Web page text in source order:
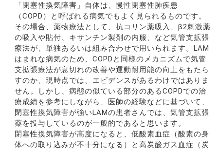
「閉塞性換気障害」自体は、慢性閉塞性肺疾患
（COPD）と呼ばれる病気でもよく見られるものです。
その場合、薬物療法として、抗コリン薬吸入、β2刺激薬
の吸入や貼付、キサンチン製剤の内服、など気管支拡張
療法が、単独あるいは組み合わせで用いられます。LAM
はまれな病気のため、COPDと同様のメカニズムで気管
支拡張療法が息切れの改善や運動耐用能の向上をもたら
すのか、現時点では、エビデンスがあるわけではありま
せん。しかし、病態の似ている部分のあるCOPDでの治
療成績を参考にしながら、医師の経験などに基づいて、
閉塞性換気障害が強いLAMの患者さんでは、気管支拡張
薬を投与しているのが一般的であると思います。
閉塞性換気障害が高度になると、低酸素血症（酸素の身
体への取り込みが不十分になる）と高炭酸ガス血症（炭